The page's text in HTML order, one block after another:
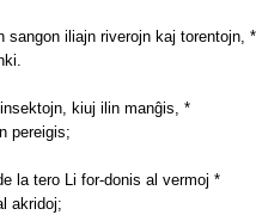
sangon iliajn riverojn kaj torentojn, *
kiuj ilin manĝis, *
pereigis;
la tero Li for-donis al vermoj *
akridoj;